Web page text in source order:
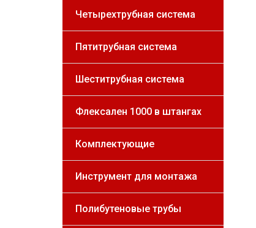
Четырехтрубная система
Пятитрубная система
Шеститрубная система
Флексален 1000 в штангах
Комплектующие
Инструмент для монтажа
Полибутеновые трубы